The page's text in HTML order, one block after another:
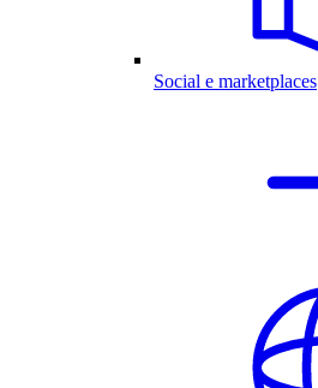
Social e marketplaces